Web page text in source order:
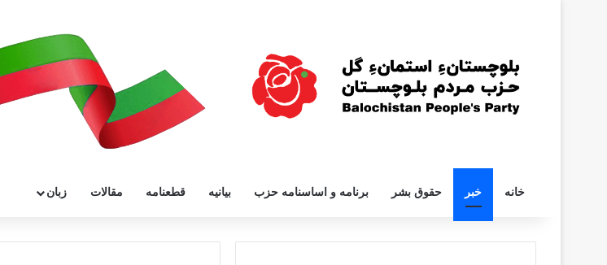
خانه خبر حقوق بشر برنامه و اساسنامه حزب بیانیه قطعنامه مقالات زبان